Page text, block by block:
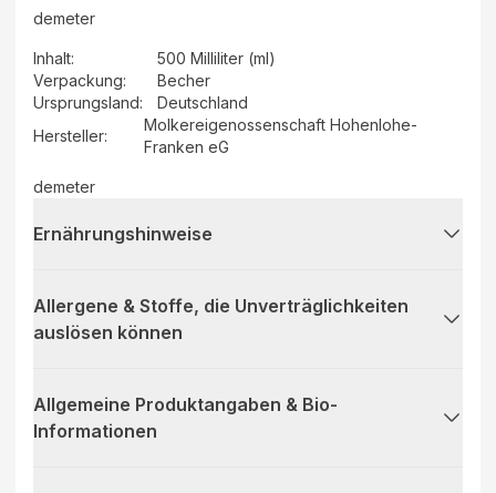
demeter
Inhalt:
500 Milliliter (ml)
Verpackung:
Becher
Ursprungsland:
Deutschland
Hersteller:
Molkereigenossenschaft Hohenlohe-
Franken eG
demeter
Ernährungshinweise
Allergene & Stoffe, die Unverträglichkeiten
auslösen können
Allgemeine Produktangaben & Bio-
Informationen